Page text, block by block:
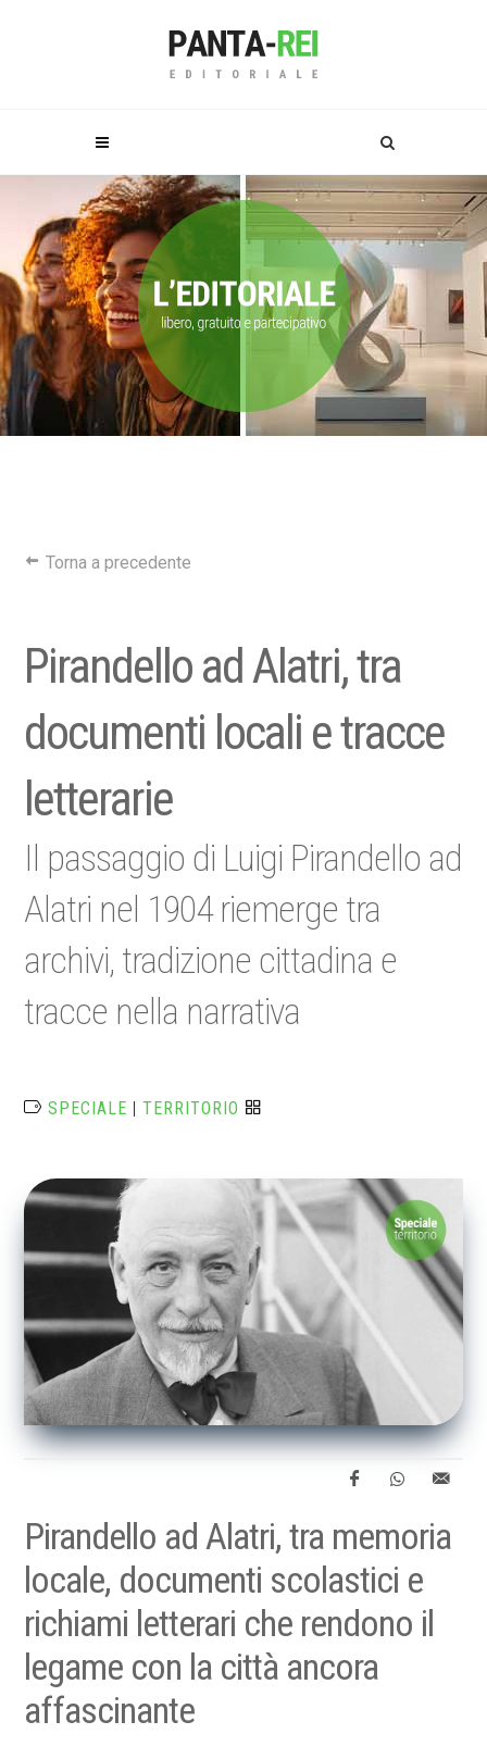
Torna a precedente
Pirandello ad Alatri, tra
documenti locali e tracce
letterarie
Il passaggio di Luigi Pirandello ad
Alatri nel 1904 riemerge tra
archivi, tradizione cittadina e
tracce nella narrativa
SPECIALE |TERRITORIO
Pirandello ad Alatri, tra memoria
locale, documenti scolastici e
richiami letterari che rendono il
legame con la città ancora
affascinante